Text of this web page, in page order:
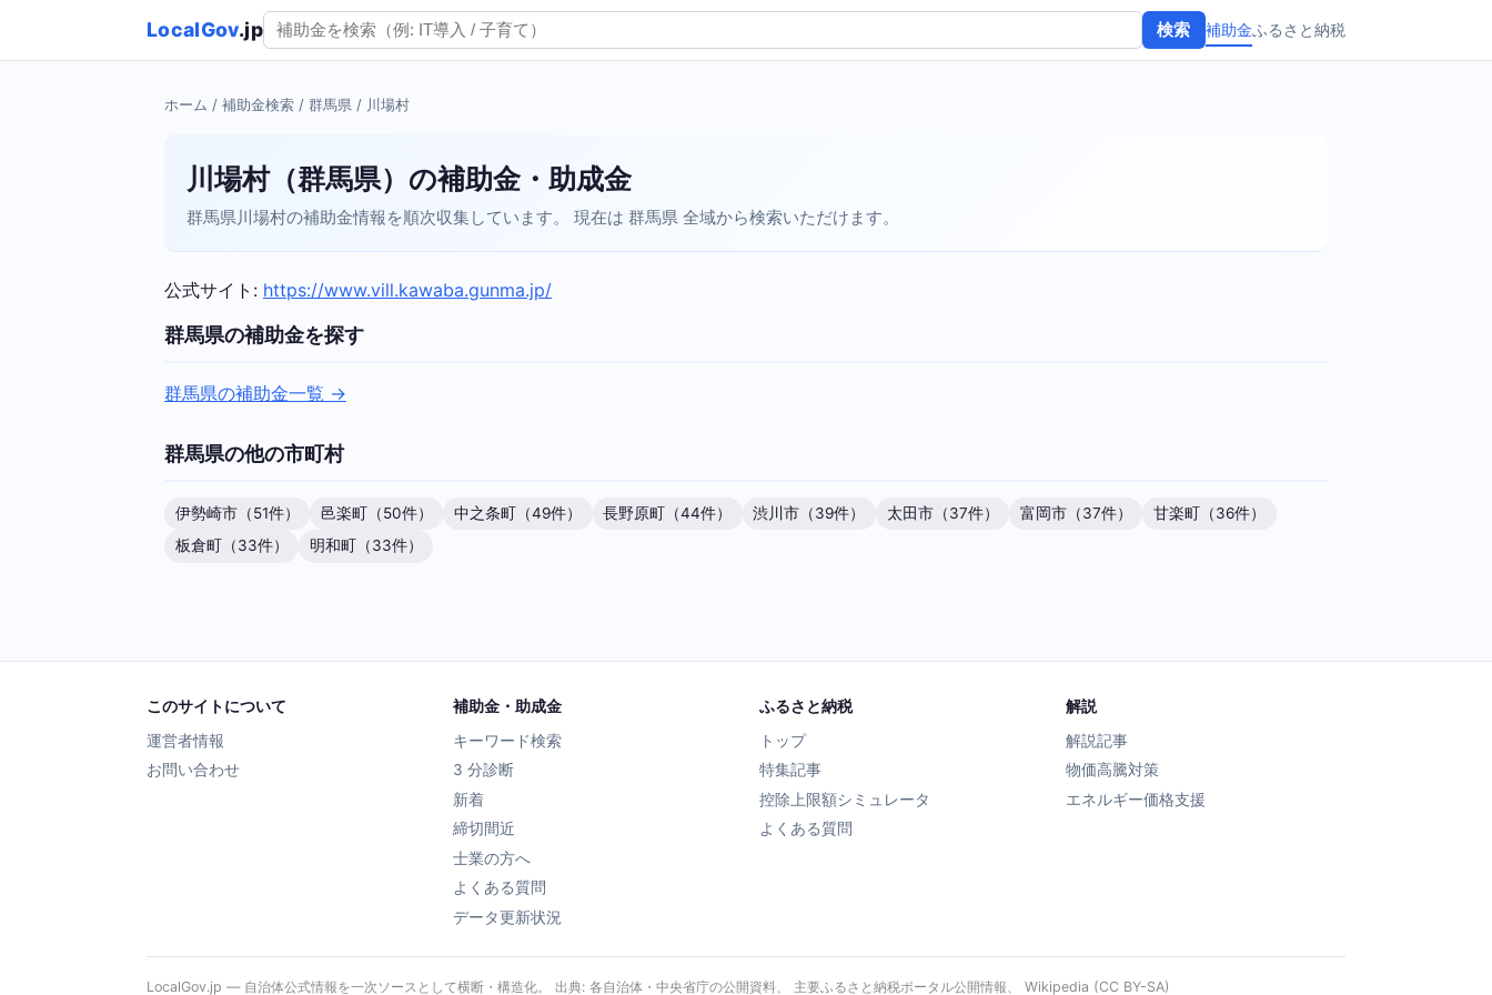
LocalGov.jp 検索 補助金ふるさと納税
ホーム / 補助金検索 / 群馬県 / 川場村
川場村（群馬県）の補助金・助成金
群馬県川場村の補助金情報を順次収集しています。 現在は 群馬県 全域から検索いただけます。
公式サイト: https://www.vill.kawaba.gunma.jp/
群馬県の補助金を探す
群馬県の補助金一覧 →
群馬県の他の市町村
伊勢崎市（51件） 邑楽町（50件） 中之条町（49件） 長野原町（44件） 渋川市（39件） 太田市（37件） 富岡市（37件）
甘楽町（36件）
板倉町（33件）
明和町（33件）
このサイトについて
運営者情報
お問い合わせ
補助金・助成金
キーワード検索
3 分診断
新着
締切間近
士業の方へ
よくある質問
データ更新状況
ふるさと納税
トップ
特集記事
控除上限額シミュレータ
よくある質問
解説
解説記事
物価高騰対策
エネルギー価格支援
LocalGov.jp — 自治体公式情報を一次ソースとして横断・構造化。 出典: 各自治体・中央省庁の公開資料、 主要ふるさと納税ポータル公開情報、 Wikipedia (CC BY-SA)